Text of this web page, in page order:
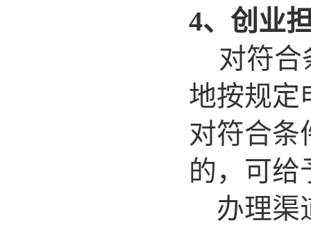
4、创业
对符合
地按规定
对符合条
的，可给
办理渠